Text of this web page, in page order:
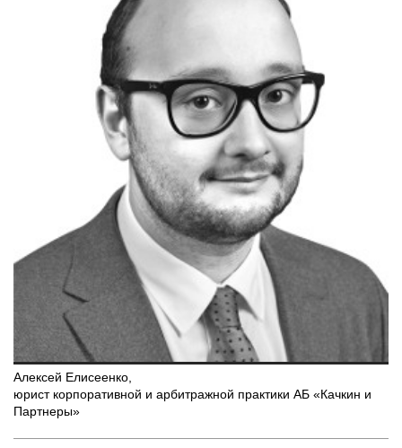
Алексей Елисеенко
юрист корпоративной и арбитражной практики АБ «Качкин и
Партнеры»